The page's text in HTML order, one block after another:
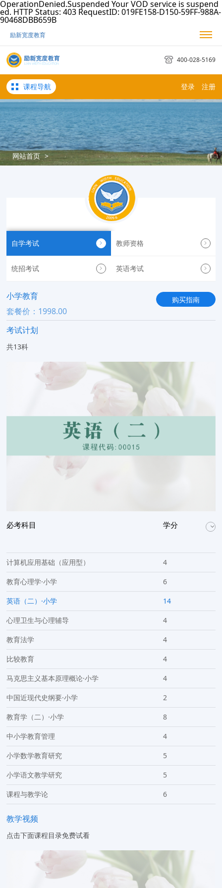
OperationDenied.Suspended Your VOD service is suspend
ed. HTTP Status: 403 RequestID: 019FE158-D150-59FF-988A-
90468DBB659B
励新宽度教育
考试日历
400-028-5169
课程导航 登录 注册
网站首页 >
自学考试 教师资格
统招考试 英语考试
小学教育
套餐价：1998.00
购买指南
考试计划
共13科
必考科目 学分
计算机应用基础（应用型） 4
教育心理学·小学 6
英语（二）·小学 14
心理卫生与心理辅导 4
教育法学 4
比较教育 4
马克思主义基本原理概论·小学 4
中国近现代史纲要·小学 2
教育学（二）·小学 8
中小学教育管理 4
小学数学教育研究 5
小学语文教学研究 5
课程与教学论 6
教学视频
点击下面课程目录免费试看